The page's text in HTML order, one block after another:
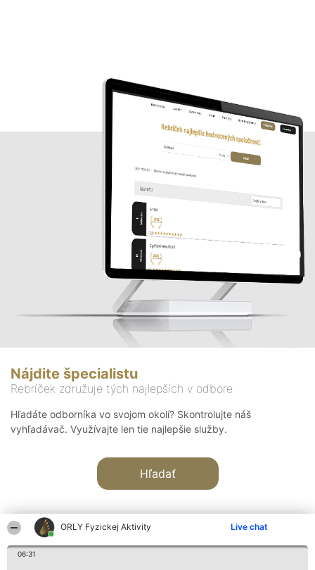
ORLY Fyzickej Aktivity Live chat
06:31
Nájdite špecialistu
Rebríček združuje tých najlepších v odbore
Hľadáte odborníka vo svojom okolí? Skontrolujte náš
vyhľadávač. Využívajte len tie najlepšie služby.
Hľadať